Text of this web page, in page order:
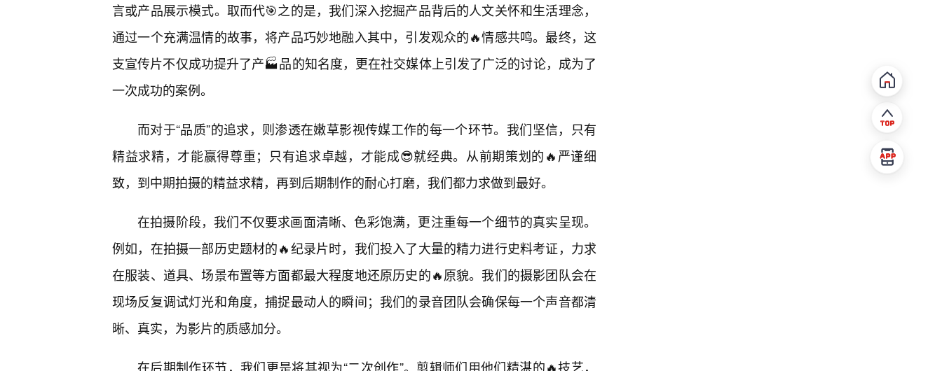
言或产品展示模式。取而代🎯之的是，我们深入挖掘产品背后的人文关怀和生活理念，
通过一个充满温情的故事，将产品巧妙地融入其中，引发观众的🔥情感共鸣。最终，这
支宣传片不仅成功提升了产🏭品的知名度，更在社交媒体上引发了广泛的讨论，成为了
一次成功的案例。
而对于“品质”的追求，则渗透在嫩草影视传媒工作的每一个环节。我们坚信，只有
精益求精，才能赢得尊重；只有追求卓越，才能成😎就经典。从前期策划的🔥严谨细
致，到中期拍摄的精益求精，再到后期制作的耐心打磨，我们都力求做到最好。
在拍摄阶段，我们不仅要求画面清晰、色彩饱满，更注重每一个细节的真实呈现。
例如，在拍摄一部历史题材的🔥纪录片时，我们投入了大量的精力进行史料考证，力求
在服装、道具、场景布置等方面都最大程度地还原历史的🔥原貌。我们的摄影团队会在
现场反复调试灯光和角度，捕捉最动人的瞬间；我们的录音团队会确保每一个声音都清
晰、真实，为影片的质感加分。
在后期制作环节，我们更是将其视为“二次创作”。剪辑师们用他们精湛的🔥技艺，